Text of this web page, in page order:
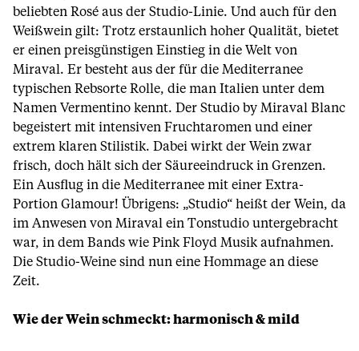
beliebten Rosé aus der Studio-Linie. Und auch für den
Weißwein gilt: Trotz erstaunlich hoher Qualität, bietet
er einen preisgünstigen Einstieg in die Welt von
Miraval. Er besteht aus der für die Mediterranee
typischen Rebsorte Rolle, die man Italien unter dem
Namen Vermentino kennt. Der Studio by Miraval Blanc
begeistert mit intensiven Fruchtaromen und einer
extrem klaren Stilistik. Dabei wirkt der Wein zwar
frisch, doch hält sich der Säureeindruck in Grenzen.
Ein Ausflug in die Mediterranee mit einer Extra-
Portion Glamour! Übrigens: „Studio“ heißt der Wein, da
im Anwesen von Miraval ein Tonstudio untergebracht
war, in dem Bands wie Pink Floyd Musik aufnahmen.
Die Studio-Weine sind nun eine Hommage an diese
Zeit.
Wie der Wein schmeckt: harmonisch & mild